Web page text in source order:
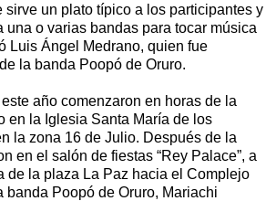
sirve un plato típico a los participantes y
una o varias bandas para tocar música
Luis Ángel Medrano, quien fue
la banda Poopó de Oruro.
año comenzaron en horas de la
en la Iglesia Santa María de los
la zona 16 de Julio. Después de la
en el salón de fiestas “Rey Palace”, a
de la plaza La Paz hacia el Complejo
banda Poopó de Oruro, Mariachi